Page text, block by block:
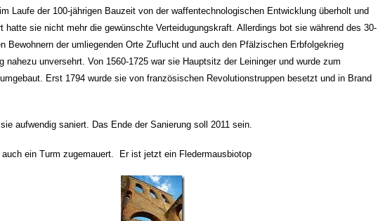
Laufe der 100-jährigen Bauzeit von der waffentechnologischen Entwicklung überholt und
hatte sie nicht mehr die gewünschte Verteidugungskraft. Allerdings bot sie während des 30-
Bewohnern der umliegenden Orte Zuflucht und auch den Pfälzischen Erbfolgekrieg
nahezu unversehrt. Von 1560-1725 war sie Hauptsitz der Leininger und wurde zum
Erst 1794 wurde sie von französischen Revolutionstruppen besetzt und in Brand
aufwendig saniert. Das Ende der Sanierung soll 2011 sein.
auch ein Turm zugemauert. Er ist jetzt ein Fledermausbiotop